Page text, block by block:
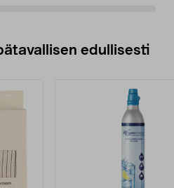
edullisesti